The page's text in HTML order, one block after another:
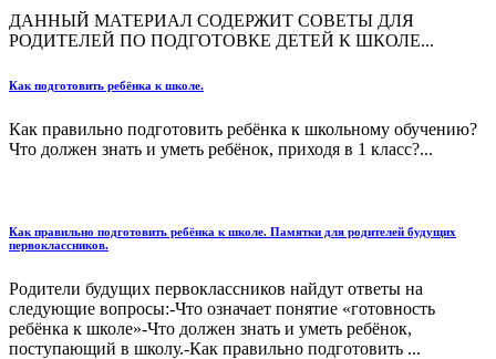
ДАННЫЙ МАТЕРИАЛ СОДЕРЖИТ СОВЕТЫ ДЛЯ
РОДИТЕЛЕЙ ПО ПОДГОТОВКЕ ДЕТЕЙ К ШКОЛЕ...
Как подготовить ребёнка к школе.
Как правильно подготовить ребёнка к школьному обучению?
Что должен знать и уметь ребёнок, приходя в 1 класс?...
Как правильно подготовить ребёнка к школе. Памятки для родителей будущих
первоклассников.
Родители будущих первоклассников найдут ответы на
следующие вопросы:-Что означает понятие «готовность
ребёнка к школе»-Что должен знать и уметь ребёнок,
поступающий в школу.-Как правильно подготовить ...